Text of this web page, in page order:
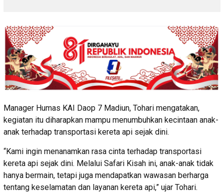
Manager Humas KAI Daop 7 Madiun, Tohari mengatakan,
kegiatan itu diharapkan mampu menumbuhkan kecintaan anak-
anak terhadap transportasi kereta api sejak dini.
“Kami ingin menanamkan rasa cinta terhadap transportasi
kereta api sejak dini. Melalui Safari Kisah ini, anak-anak tidak
hanya bermain, tetapi juga mendapatkan wawasan berharga
tentang keselamatan dan layanan kereta api,” ujar Tohari.